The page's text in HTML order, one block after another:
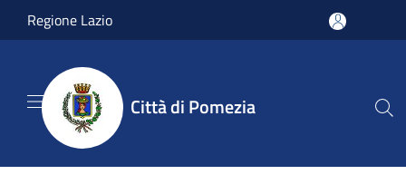
Salta al contenuto principale
Regione Lazio
Città di Pomezia